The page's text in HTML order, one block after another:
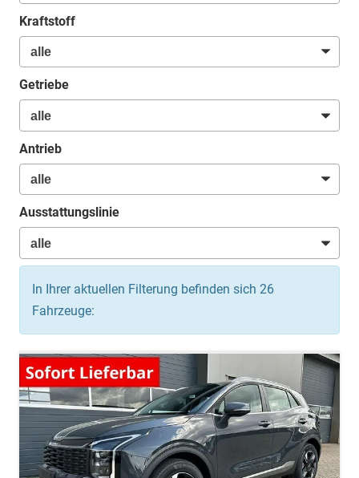
Kraftstoff
Getriebe
Antrieb
Ausstattungslinie
In Ihrer aktuellen Filterung befinden sich 26
Fahrzeuge: